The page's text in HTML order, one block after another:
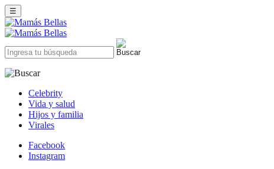
☰
Celebrity
Vida y salud
Hijos y familia
Virales
Facebook
Instagram